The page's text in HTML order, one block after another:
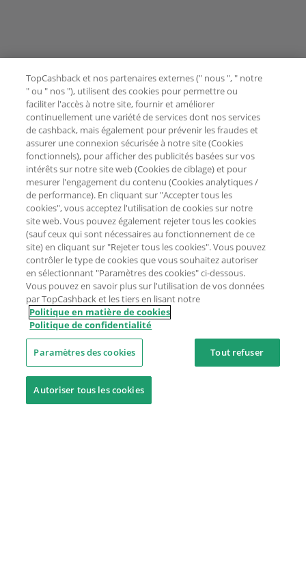
TopCashback et nos partenaires externes (" nous ", " notre
" ou " nos "), utilisent des cookies pour permettre ou
faciliter l'accès à notre site, fournir et améliorer
continuellement une variété de services dont nos services
de cashback, mais également pour prévenir les fraudes et
assurer une connexion sécurisée à notre site (Cookies
fonctionnels), pour afficher des publicités basées sur vos
intérêts sur notre site web (Cookies de ciblage) et pour
mesurer l'engagement du contenu (Cookies analytiques /
de performance). En cliquant sur "Accepter tous les
cookies", vous acceptez l'utilisation de cookies sur notre
site web. Vous pouvez également rejeter tous les cookies
(sauf ceux qui sont nécessaires au fonctionnement de ce
site) en cliquant sur "Rejeter tous les cookies". Vous pouvez
contrôler le type de cookies que vous souhaitez autoriser
en sélectionnant "Paramètres des cookies" ci-dessous.
Vous pouvez en savoir plus sur l'utilisation de vos données
par TopCashback et les tiers en lisant notre
Politique en matière de cookies
Politique de confidentialité
Paramètres des cookies Tout refuser
Autoriser tous les cookies